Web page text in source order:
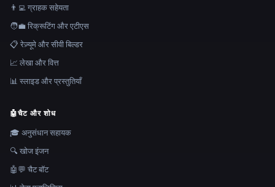
👨‍💻 ग्राहक सहेयता
🧑‍💼 रिक्रूटिंग और एटीएस
📋 रेज़्यूमे और सीवी बिल्डर
📈 लेखा और वित्त
📊 स्लाइड और प्रस्तुतियाँ
🤖चैट और शोध
🎓 अनुसंधान सहायक
🔍 खोज इंजन
🤖💬 चैट बॉट